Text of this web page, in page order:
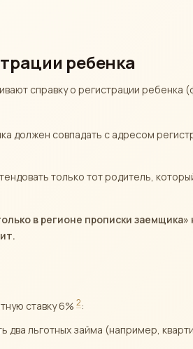
ребенка
справку о регистрации ребенка
должен совпадать с адресом
только тот родитель,
в регионе прописки
ставку 6% 2:
два льготных займа (например,